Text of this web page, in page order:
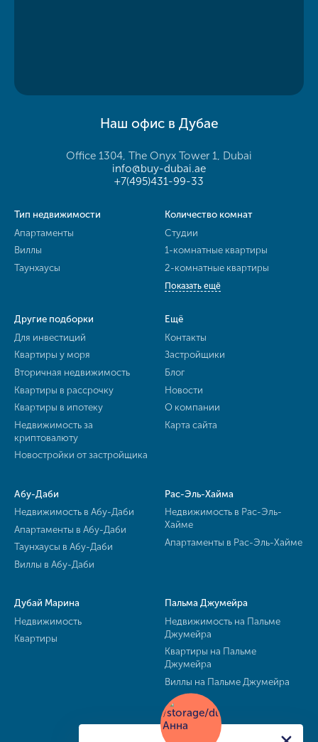
Наш офис в Дубае
Office 1304, The Onyx Tower 1, Dubai
info@buy-dubai.ae
+7(495)431-99-33
Тип недвижимости
Апартаменты
Виллы
Таунхаусы
Количество комнат
Студии
1-комнатные квартиры
2-комнатные квартиры
Показать ещё
Другие подборки
Для инвестиций
Квартиры у моря
Вторичная недвижимость
Квартиры в рассрочку
Квартиры в ипотеку
Недвижимость за
криптовалюту
Новостройки от застройщика
Ещё
Контакты
Застройщики
Блог
Новости
О компании
Карта сайта
Абу-Даби
Недвижимость в Абу-Даби
Апартаменты в Абу-Даби
Таунхаусы в Абу-Даби
Виллы в Абу-Даби
Рас-Эль-Хайма
Недвижимость в Рас-Эль-
Хайме
Апартаменты в Рас-Эль-Хайме
Дубай Марина
Недвижимость
Квартиры
Пальма Джумейра
Недвижимость на Пальме
Джумейра
Квартиры на Пальме
Джумейра
Виллы на Пальме Джумейра